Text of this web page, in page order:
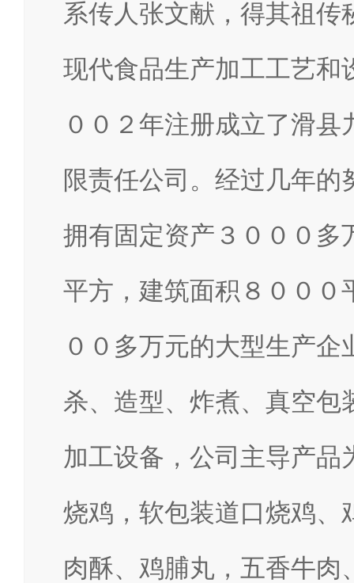
系传人张文献，得其祖传
现代食品生产加工工艺和
００２年注册成立了滑
限责任公司。经过几年
拥有固定资产３０００多
平方，建筑面积８０００
００多万元的大型生产
杀、造型、炸煮、真空包
加工设备，公司主导产品
烧鸡，软包装道口烧鸡、
肉酥、鸡脯丸，五香牛肉